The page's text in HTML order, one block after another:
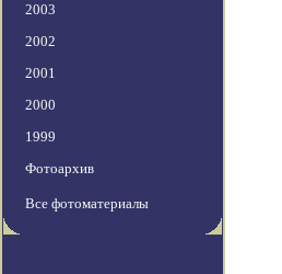
2003
2002
2001
2000
1999
Фотоархив
Все фотоматериалы